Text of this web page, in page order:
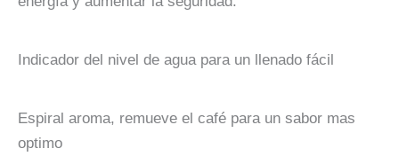
Indicador del nivel de agua para un llenado fácil
Espiral aroma, remueve el café para un sabor mas
optimo